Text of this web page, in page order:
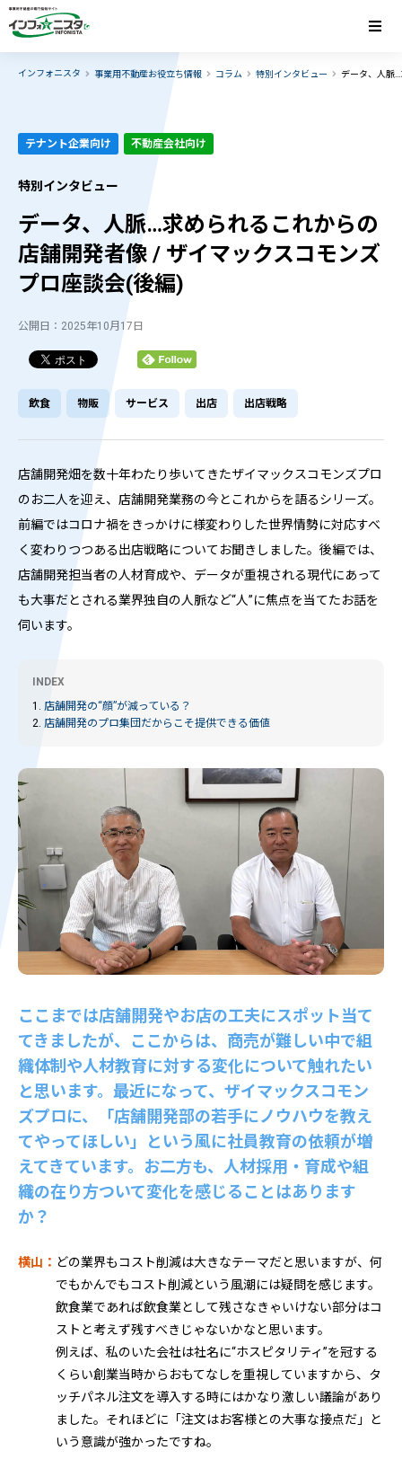
インフォニスタ 事業用不動産お役立ち情報 コラム 特別インタビュー データ、人脈
テナント企業向け 不動産会社向け
特別インタビュー
データ、人脈…求められるこれからの
店舗開発者像 / ザイマックスコモンズ
プロ座談会(後編)
公開日：2025年10月17日
飲食 物販 サービス 出店 出店戦略
店舗開発畑を数十年わたり歩いてきたザイマックスコモンズプロ
のお二人を迎え、店舗開発業務の今とこれからを語るシリーズ。
前編ではコロナ禍をきっかけに様変わりした世界情勢に対応すべ
く変わりつつある出店戦略についてお聞きしました。後編では、
店舗開発担当者の人材育成や、データが重視される現代にあって
も大事だとされる業界独自の人脈など“人”に焦点を当てたお話を
伺います。
INDEX
1. 店舗開発の“顔”が減っている？
2. 店舗開発のプロ集団だからこそ提供できる価値
ここまでは店舗開発やお店の工夫にスポット当て
てきましたが、ここからは、商売が難しい中で組
織体制や人材教育に対する変化について触れたい
と思います。最近になって、ザイマックスコモン
ズプロに、「店舗開発部の若手にノウハウを教え
てやってほしい」という風に社員教育の依頼が増
えてきています。お二方も、人材採用・育成や組
織の在り方ついて変化を感じることはあります
か？
横山： どの業界もコスト削減は大きなテーマだと思いますが、何
でもかんでもコスト削減という風潮には疑問を感じます。
飲食業であれば飲食業として残さなきゃいけない部分はコ
ストと考えず残すべきじゃないかなと思います。
例えば、私のいた会社は社名に“ホスピタリティ”を冠する
くらい創業当時からおもてなしを重視していますから、タ
ッチパネル注文を導入する時にはかなり激しい議論があり
ました。それほどに「注文はお客様との大事な接点だ」と
いう意識が強かったですね。